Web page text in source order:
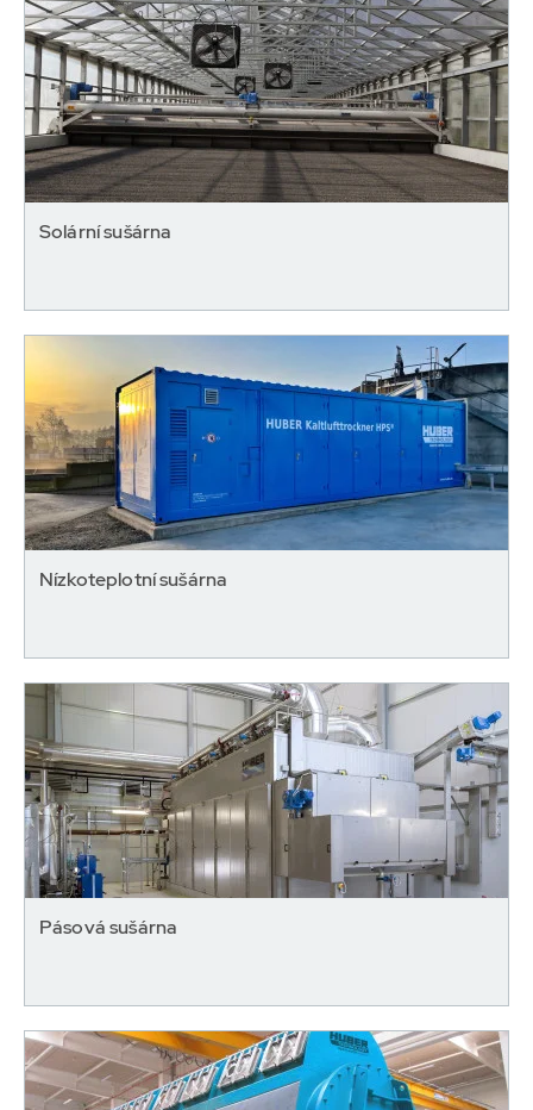
Solární sušárna
Nízkoteplotní sušárna
Pásová sušárna